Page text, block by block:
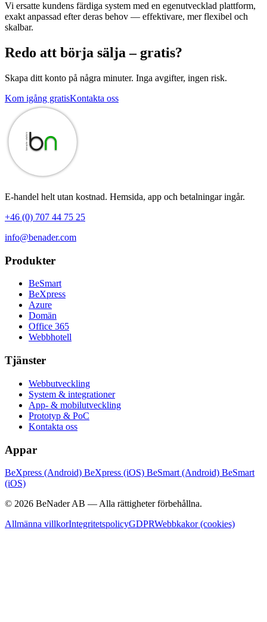
Vi ersatte kundens färdiga system med en egenutvecklad plattform,
exakt anpassad efter deras behov — effektivare, mer flexibel och
skalbar.
Redo att börja sälja – gratis?
Skapa ditt konto på några minuter. Inga avgifter, ingen risk.
Kom igång gratisKontakta oss
E-handel helt utan kostnad. Hemsida, app och betalningar ingår.
+46 (0) 707 44 75 25
info@benader.com
Produkter
BeSmart
BeXpress
Azure
Domän
Office 365
Webbhotell
Tjänster
Webbutveckling
System & integrationer
App- & mobilutveckling
Prototyp & PoC
Kontakta oss
Appar
BeXpress (Android) BeXpress (iOS) BeSmart (Android) BeSmart
(iOS)
© 2026 BeNader AB — Alla rättigheter förbehållna.
Allmänna villkorIntegritetspolicyGDPRWebbkakor (cookies)